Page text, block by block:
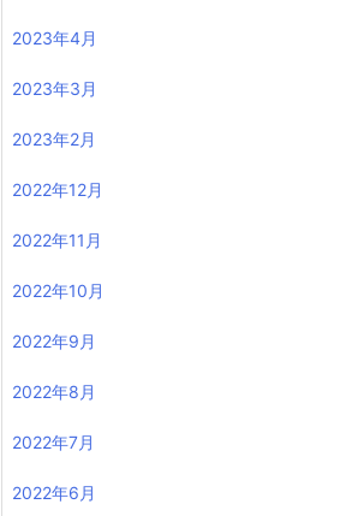
2023年4月
2023年3月
2023年2月
2022年12月
2022年11月
2022年10月
2022年9月
2022年8月
2022年7月
2022年6月